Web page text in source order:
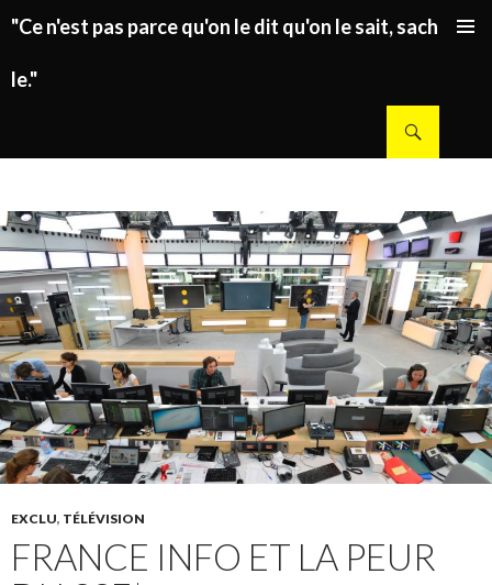
"Ce n'est pas parce qu'on le dit qu'on le sait, sachez
le."
EXCLU, TÉLÉVISION
FRANCE INFO ET LA PEUR